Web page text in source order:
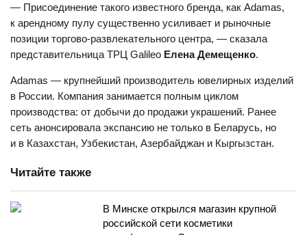
— Присоединение такого известного бренда, как Adamas,
к арендному пулу существенно усиливает и рыночные
позиции торгово-развлекательного центра, — сказала
представительница ТРЦ Galileo Елена Демещенко.
Adamas — крупнейший производитель ювелирных изделий
в России. Компания занимается полным циклом
производства: от добычи до продажи украшений. Ранее
сеть анонсировала экспансию не только в Беларусь, но
и в Казахстан, Узбекистан, Азербайджан и Кыргызстан.
Читайте также
В Минске открылся магазин крупной
российской сети косметики